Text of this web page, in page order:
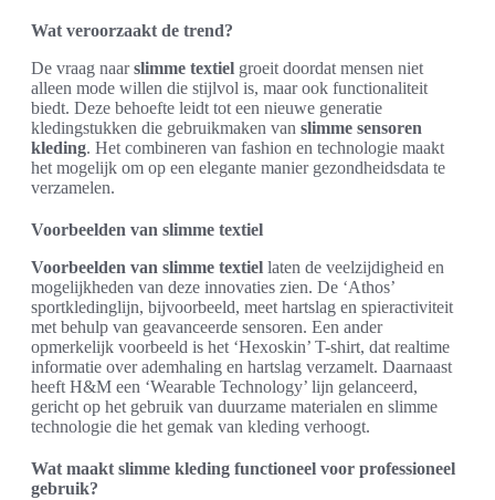
Wat veroorzaakt de trend?
De vraag naarslimme textiel groeit doordat mensen niet
alleen mode willen die stijlvol is, maar ook functionaliteit
biedt. Deze behoefte leidt tot een nieuwe generatie
kledingstukken die gebruikmaken van slimme sensoren
kleding. Het combineren van fashion en technologie maakt
het mogelijk om op een elegante manier gezondheidsdata te
verzamelen.
Voorbeelden van slimme textiel
Voorbeelden van slimme textiel laten de veelzijdigheid en
mogelijkheden van deze innovaties zien. De ‘Athos’
sportkledinglijn, bijvoorbeeld, meet hartslag en spieractiviteit
met behulp van geavanceerde sensoren. Een ander
opmerkelijk voorbeeld is het ‘Hexoskin’ T-shirt, dat realtime
informatie over ademhaling en hartslag verzamelt. Daarnaast
heeft H&M een ‘Wearable Technology’ lijn gelanceerd,
gericht op het gebruik van duurzame materialen en slimme
technologie die het gemak van kleding verhoogt.
Wat maakt slimme kleding functioneel voor professioneel
gebruik?